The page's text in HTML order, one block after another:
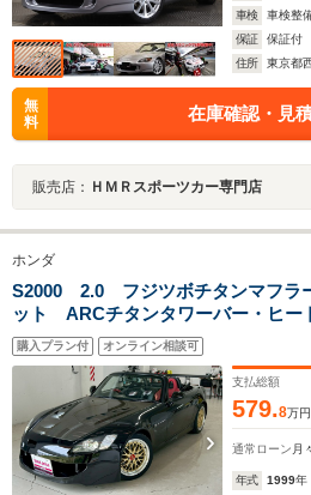
車検
車検整
保証
保証付
住所
東京都
無
料
在庫確認・見
販売店： ＨＭＲスポーツカー専門店
ホンダ
S2000 2.0 フジツボチタンマフラ
ット ARCチタンタワーバー・ヒ
ントバンパー・フルバケシート・ハ
アクリーナー 車高調 クスコオイル
購入プラン付 オンライン相談可
支払総額
579.8万円
通常ローン 月
年式 1999年